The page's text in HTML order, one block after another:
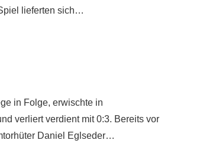
lieferten sich…
in Folge, erwischte in
verliert verdient mit 0:3. Bereits vor
Daniel Eglseder…